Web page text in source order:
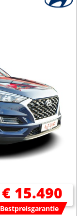
€ 15.490
Bestpreisgarantie